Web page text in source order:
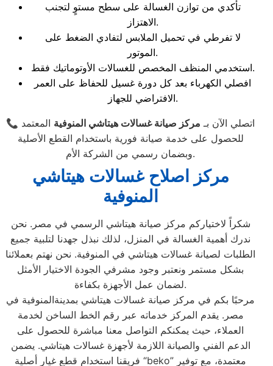
تأكدي من توازن الغسالة على سطح مستوٍ لتجنب
الاهتزاز.
لا تفرطي في تحميل الملابس لتفادي الضغط على
الموتور.
استخدمي المنظف المخصص للغسالات الأوتوماتيك فقط.
افصلي الكهرباء بعد كل دورة غسيل للحفاظ على العمر
الافتراضي للجهاز.
📞 اتصلي الآن بـ مركز صيانة غسالات هيتاشي المنوفية المعتمد
للحصول على خدمة صيانة فورية باستخدام القطع الأصلية
وبضمان رسمي من الشركة الأم.
مركز اصلاح غسالات هيتاشي
المنوفية
شكراً لاختياركم مركز صيانة هيتاشي الرسمي في مصر. نحن
ندرك أهمية الغسالة في المنزل، لذلك نبذل جهدنا لتلبية جميع
الطلبات لصيانة غسالات هيتاشي في المنوفية. نحن نهتم بعملائنا
بشكل مستمر ونعتبر وجود مشرفي الجودة الاختيار الأمثل
لضمان عمل الأجهزة بكفاءة.
مرحبًا بكم في مركز صيانة غسالات هيتاشي بمدينةالمنوفية في
مصر. يقدم المركز خدماته عبر رقم الخط الساخن لخدمة
العملاء، حيث يمكنكم التواصل معنا مباشرة للحصول على
الدعم الفني والصيانة اللازمة لأجهزة غسالات هيتاشي. يضمن
فريقنا استخدام قطع غيار أصلية “beko” معتمدة، مع توفير